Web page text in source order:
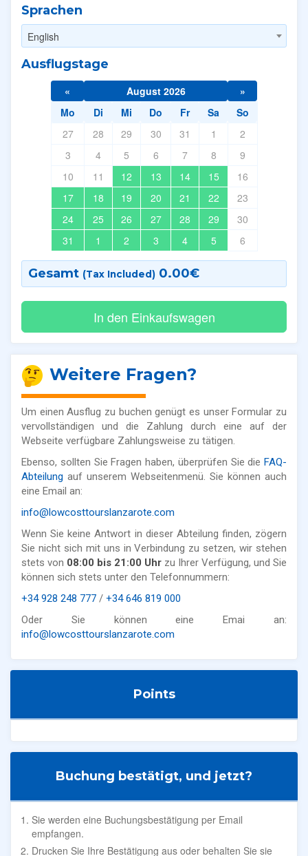
Sprachen
English
Ausflugstage
« August 2026
»
Mo
Di Mi Do Fr Sa
So
27
28 29 30 31 1
2
3
4 5 6 7 8
9
10
11 12 13 14 15
16
17
18 19 20 21 22
23
24
25 26 27 28 29
30
31
1 2 3 4 5 6
Gesamt (Tax Included) 0.00€
Weitere Fragen?
Um einen Ausflug zu buchen genügt es unser Formular zu
vervollständigen und die Zahlung durch eine auf der
Webseite verfügbare Zahlungsweise zu tätigen.
Ebenso, sollten Sie Fragen haben, überprüfen Sie die FAQ-
Abteilung auf unserem Webseitenmenü. Sie können auch
eine Email an:
info@lowcosttourslanzarote.com
Wenn Sie keine Antwort in dieser Abteilung finden, zögern
Sie nicht sich mit uns in Verbindung zu setzen, wir stehen
stets von 08:00 bis 21:00 Uhr zu Ihrer Verfügung, und Sie
können sich stets unter den Telefonnummern:
+34 928 248 777 / +34 646 819 000
Oder Sie können eine Emai an:
info@lowcosttourslanzarote.com
Points
Buchung bestätigt, und jetzt?
Sie werden eine Buchungsbestätigung per Email
empfangen.
Drucken Sie Ihre Bestätigung aus oder behalten Sie sie